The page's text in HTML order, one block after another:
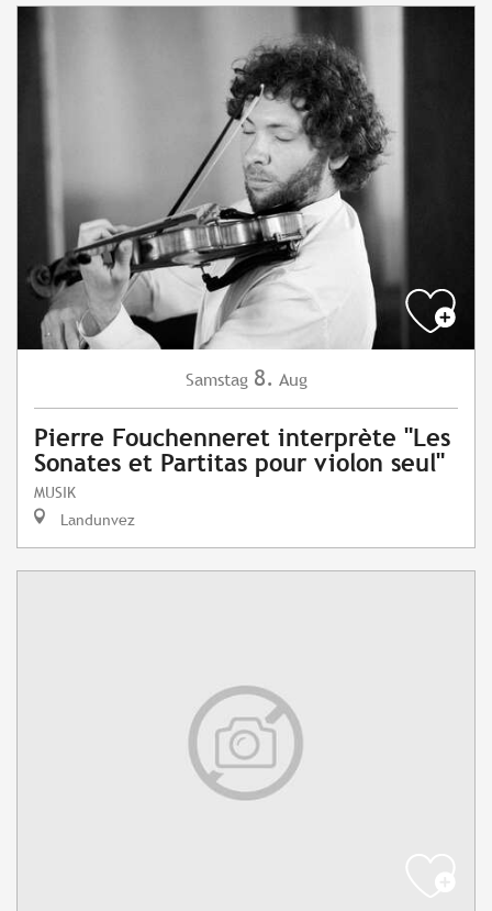
Samstag 8. Aug
Pierre Fouchenneret interprète "Les
Sonates et Partitas pour violon seul"
MUSIK
Landunvez